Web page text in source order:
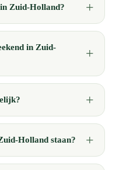
Zuid-Holland?
in Zuid-
Holland staan?